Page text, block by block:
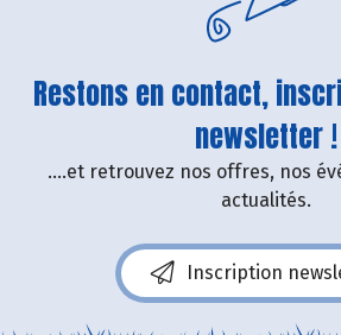
Restons en contact,
newsletter !
....et retrouvez nos offres, nos
actualités.
Inscription